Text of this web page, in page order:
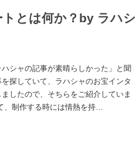
トとは何か？by ラハシ
シャの記事が素晴らしかった」と聞
探していて、ラハシャのお宝インタ
したので、そちらをご紹介していま
、制作する時には情熱を持…